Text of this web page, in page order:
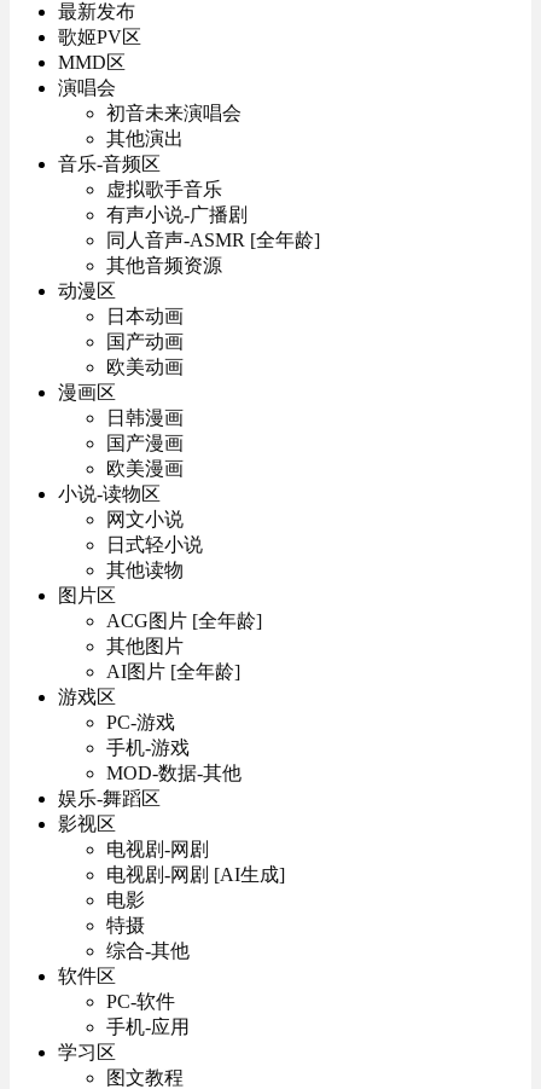
最新发布
歌姬PV区
MMD区
演唱会
初音未来演唱会
其他演出
音乐-音频区
虚拟歌手音乐
有声小说-广播剧
同人音声-ASMR [全年龄]
其他音频资源
动漫区
日本动画
国产动画
欧美动画
漫画区
日韩漫画
国产漫画
欧美漫画
小说-读物区
网文小说
日式轻小说
其他读物
图片区
ACG图片 [全年龄]
其他图片
AI图片 [全年龄]
游戏区
PC-游戏
手机-游戏
MOD-数据-其他
娱乐-舞蹈区
影视区
电视剧-网剧
电视剧-网剧 [AI生成]
电影
特摄
综合-其他
软件区
PC-软件
手机-应用
学习区
图文教程